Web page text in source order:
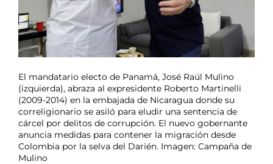
El mandatario electo de Panamá, José Raúl Mulino
(izquierda), abraza al expresidente Roberto Martinelli
(2009-2014) en la embajada de Nicaragua donde su
correligionario se asiló para eludir una sentencia de
cárcel por delitos de corrupción. El nuevo gobernante
anuncia medidas para contener la migración desde
Colombia por la selva del Darién. Imagen: Campaña de
Mulino